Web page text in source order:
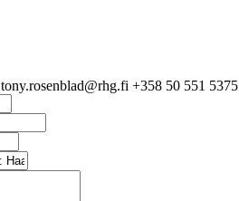
tony.rosenblad@rhg.fi +358 50 551 5375